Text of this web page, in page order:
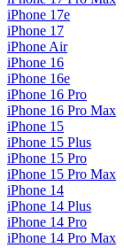
iPhone 17e
iPhone 17
iPhone Air
iPhone 16
iPhone 16e
iPhone 16 Pro
iPhone 16 Pro Max
iPhone 15
iPhone 15 Plus
iPhone 15 Pro
iPhone 15 Pro Max
iPhone 14
iPhone 14 Plus
iPhone 14 Pro
iPhone 14 Pro Max